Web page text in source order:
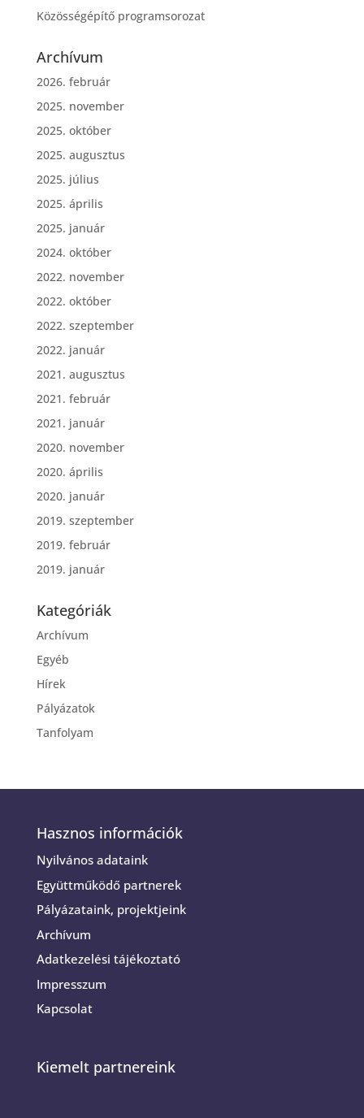
Közösségépítő programsorozat
Archívum
2026. február
2025. november
2025. október
2025. augusztus
2025. július
2025. április
2025. január
2024. október
2022. november
2022. október
2022. szeptember
2022. január
2021. augusztus
2021. február
2021. január
2020. november
2020. április
2020. január
2019. szeptember
2019. február
2019. január
Kategóriák
Archívum
Egyéb
Hírek
Pályázatok
Tanfolyam
Hasznos információk
Nyilvános adataink
Együttműködő partnerek
Pályázataink, projektjeink
Archívum
Adatkezelési tájékoztató
Impresszum
Kapcsolat
Kiemelt partnereink